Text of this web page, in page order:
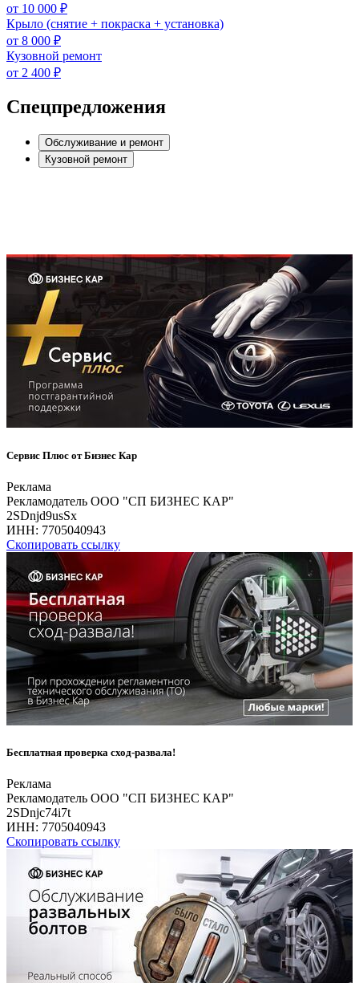
от 10 000 ₽
Крыло (снятие + покраска + установка)
от 8 000 ₽
Кузовной ремонт
от 2 400 ₽
Спецпредложения
Обслуживание и ремонт
Кузовной ремонт
Сервис Плюс от Бизнес Кар
Реклама
Рекламодатель ООО "СП БИЗНЕС КАР"
2SDnjd9usSx
ИНН: 7705040943
Скопировать ссылку
Бесплатная проверка сход-развала!
Реклама
Рекламодатель ООО "СП БИЗНЕС КАР"
2SDnjc74i7t
ИНН: 7705040943
Скопировать ссылку